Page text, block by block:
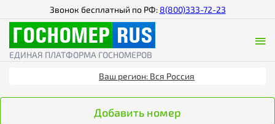
Звонок бесплатный по РФ: 8(800)333-72-23
ЕДИНАЯ ПЛАТФОРМА ГОСНОМЕРОВ
Ваш регион: Вся Россия
Добавить номер